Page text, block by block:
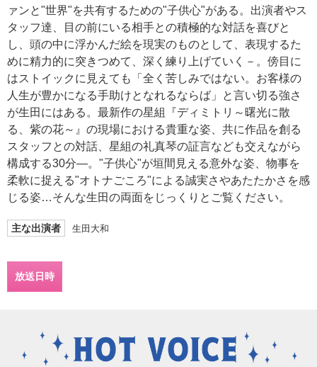
ァンと"世界"を共有するための"子供心"がある。出演者やス
タッフ達、目の前にいる相手との積極的な対話を喜びと
し、頭の中に浮かんだ絵を現実のものとして、表現するた
めに精力的に突きつめて、深く練り上げていく－。傍目に
はストイックに見えても「全く苦しみではない。お客様の
人生が豊かになる手助けとなれるならば」と言い切る強さ
が生田にはある。最新作の星組『ディミトリ～曙光に散
る、紫の花～』の現場における貴重な姿、共に作品を創る
スタッフとの対話、星組の礼真琴の証言なども交えながら
構成する30分―。"子供心"が垣間見える意外な姿、物事を
柔軟に捉える"オトナごころ"による誠実さやあたたかさを感
じる姿…そんな生田の両面をじっくりとご覧ください。
主な出演者 生田大和
放送日時